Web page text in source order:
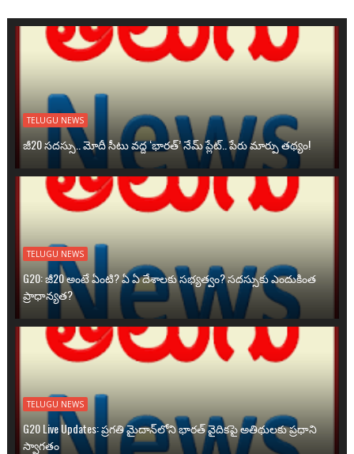
TELUGU NEWS
జీ20 సదస్సు.. మోదీ సీటు వద్ద ‘భారత్’ నేమ్ ప్లేట్‌.. పేరు మార్పు తథ్యం!
TELUGU NEWS
G20: జీ20 అంటే ఏంటి? ఏ ఏ దేశాలకు సభ్యత్వం? సదస్సుకు ఎందుకింత
ప్రాధాన్యత?
TELUGU NEWS
G20 Live Updates: ప్రగతి మైదాన్‌లోని భారత్ వైదికపై అతిథులకు ప్రధాని
స్వాగతం